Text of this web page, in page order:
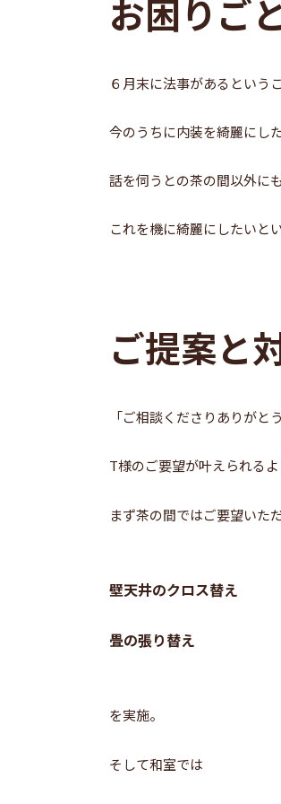
お困りご
６月末に法事があるという
今のうちに内装を綺麗にし
話を伺うとの茶の間以外に
これを機に綺麗にしたいと
ご提案と
「ご相談くださりありがと
T様のご要望が叶えられる
まず茶の間ではご要望いた
壁天井のクロス替え
畳の張り替え
を実施。
そして和室では